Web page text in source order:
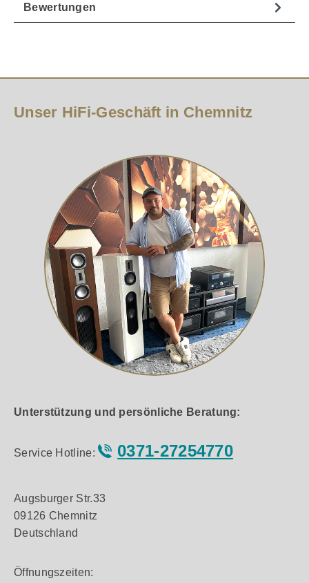
Bewertungen
Unser HiFi-Geschäft in Chemnitz
Unterstützung und persönliche Beratung:
Service Hotline: 0371-27254770
Augsburger Str.33
09126 Chemnitz
Deutschland
Öffnungszeiten: